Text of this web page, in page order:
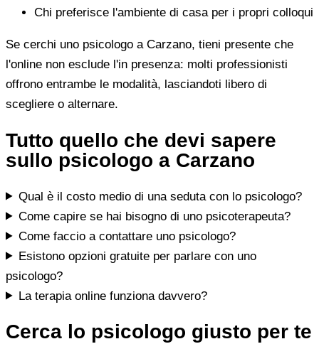
Chi preferisce l'ambiente di casa per i propri colloqui
Se cerchi uno psicologo a Carzano, tieni presente che
l'online non esclude l'in presenza: molti professionisti
offrono entrambe le modalità, lasciandoti libero di
scegliere o alternare.
Tutto quello che devi sapere
sullo psicologo a Carzano
Qual è il costo medio di una seduta con lo psicologo?
Come capire se hai bisogno di uno psicoterapeuta?
Come faccio a contattare uno psicologo?
Esistono opzioni gratuite per parlare con uno
psicologo?
La terapia online funziona davvero?
Cerca lo psicologo giusto per te